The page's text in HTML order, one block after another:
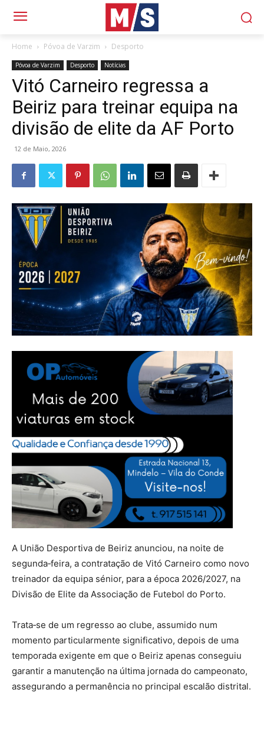
Home Póvoa de Varzim Desporto
Póvoa de Varzim Desporto Notícias
Vitó Carneiro regressa a
Beiriz para treinar equipa na
divisão de elite da AF Porto
12 de Maio, 2026
A União Desportiva de Beiriz anunciou, na noite de
segunda‑feira, a contratação de Vitó Carneiro como novo
treinador da equipa sénior, para a época 2026/2027, na
Divisão de Elite da Associação de Futebol do Porto.
Trata‑se de um regresso ao clube, assumido num
momento particularmente significativo, depois de uma
temporada exigente em que o Beiriz apenas conseguiu
garantir a manutenção na última jornada do campeonato,
assegurando a permanência no principal escalão distrital.